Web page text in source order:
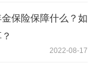
保险保障什么？如
2022-08-17